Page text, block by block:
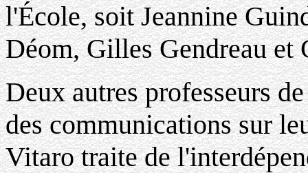
l'École, soit Jeannine
Déom, Gilles Gendreau et
Deux autres professeurs
des communications sur
Vitaro traite de